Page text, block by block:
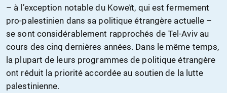
– à l’exception notable du Koweït, qui est fermement
pro-palestinien dans sa politique étrangère actuelle –
se sont considérablement rapprochés de Tel-Aviv au
cours des cinq dernières années. Dans le même temps,
la plupart de leurs programmes de politique étrangère
ont réduit la priorité accordée au soutien de la lutte
palestinienne.